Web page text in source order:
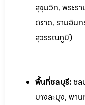
สุขุมวิท, พระร
ตราด, รามอิน
สุวรรณภูมิ)
พื้นที่ชลบุรี: ชล
บางละมุง, พา